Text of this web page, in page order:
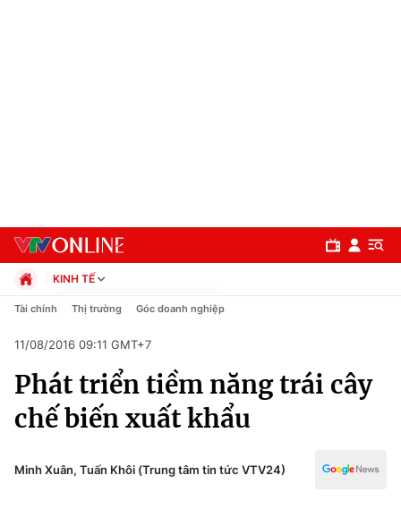
Chuyên mục
Chính trị
KINH TẾ
Chính trị
Pháp luật
Kinh tế
Thể thao
Truyền hình
Y tế
Tài chính Thị trường Góc doanh nghiệp
11/08/2016 09:11 GMT+7
Phát triển tiềm năng trái cây
chế biến xuất khẩu
Minh Xuân, Tuấn Khôi (Trung tâm tin tức VTV24)